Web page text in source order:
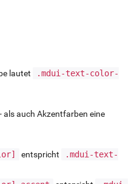
lautet
.mdui-text-color-
auch Akzentfarben eine
entspricht
.mdui-text-